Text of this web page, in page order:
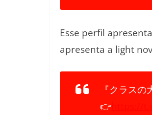
Esse perfil
apresenta a light
『クラス
👉